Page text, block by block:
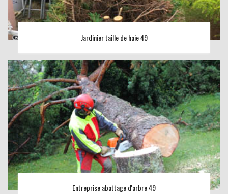
Jardinier taille de haie 49
Entreprise abattage d'arbre 49